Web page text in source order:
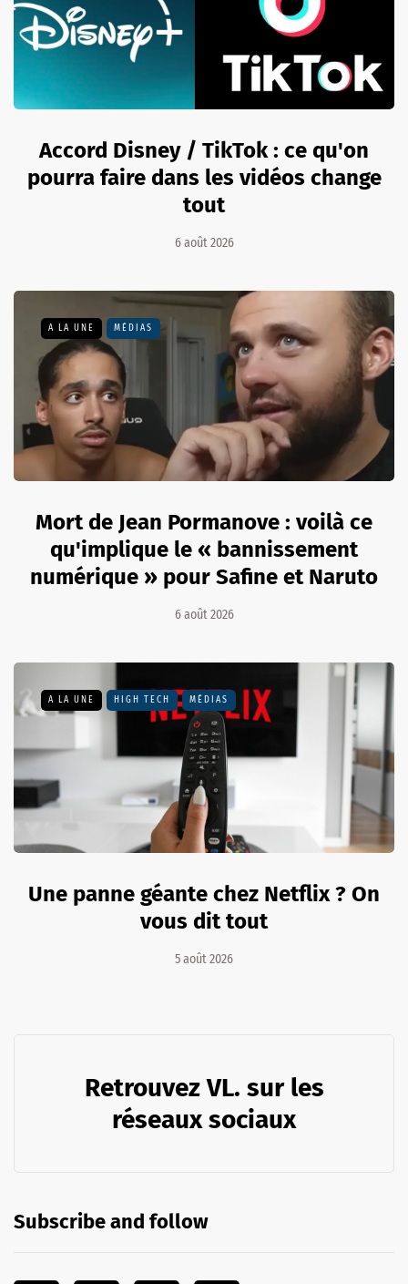
Accord Disney / TikTok : ce qu'on
pourra faire dans les vidéos change
tout
6 août 2026
A LA UNE MÉDIAS
Mort de Jean Pormanove : voilà ce
qu'implique le « bannissement
numérique » pour Safine et Naruto
6 août 2026
A LA UNE HIGH TECH MÉDIAS
Une panne géante chez Netflix ? On
vous dit tout
5 août 2026
Retrouvez VL. sur les
réseaux sociaux
Subscribe and follow